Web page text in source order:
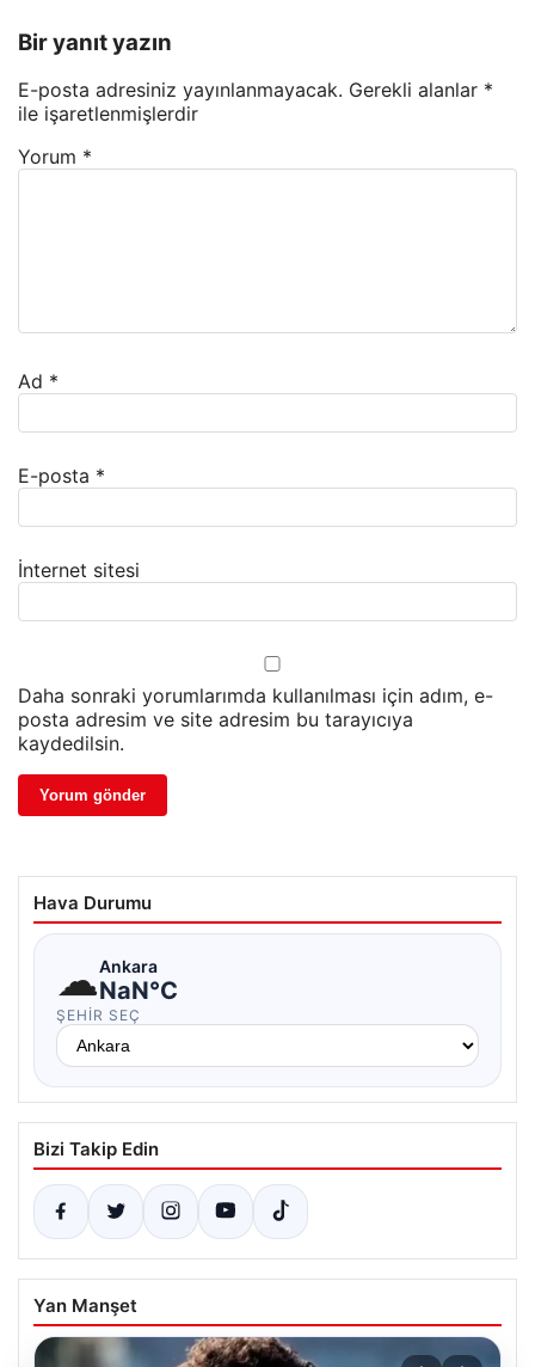
Bir yanıt yazın
E-posta adresiniz yayınlanmayacak. Gerekli alanlar *
ile işaretlenmişlerdir
Yorum *
Ad *
E-posta *
İnternet sitesi
Daha sonraki yorumlarımda kullanılması için adım, e-
posta adresim ve site adresim bu tarayıcıya
kaydedilsin.
Hava Durumu
☁Ankara
NaN°C
ŞEHIR SEÇ
Bizi Takip Edin
Yan Manşet